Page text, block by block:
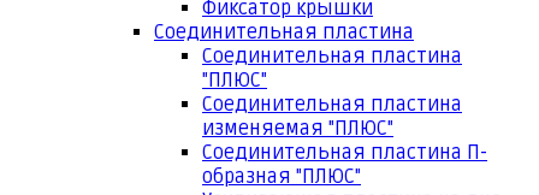
Фиксатор крышки
Соединительная пластина
Соединительная пластина
"ПЛЮС"
Соединительная пластина
изменяемая "ПЛЮС"
Соединительная пластина П-
образная "ПЛЮС"